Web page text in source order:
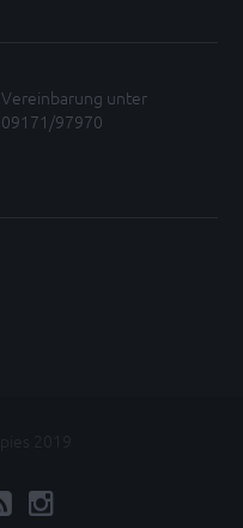
Vereinbarung unter
09171/97970